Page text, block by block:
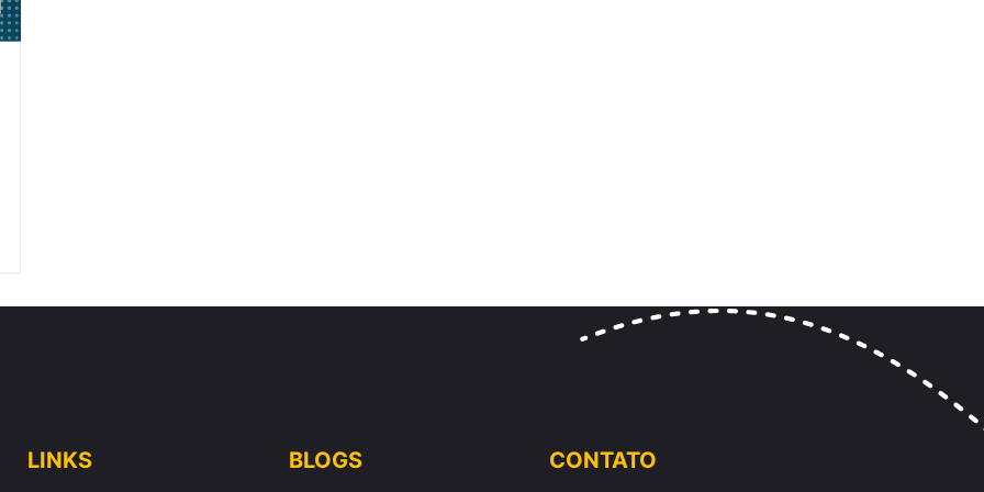
Atacama E No Salar De Uyuni
LINKS BLOGS CONTATO